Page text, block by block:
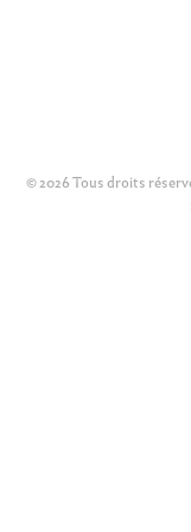
© 2026 Tous droits